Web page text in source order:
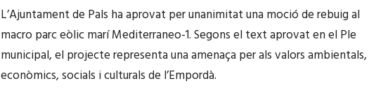
L’Ajuntament de Pals ha aprovat per unanimitat una moció de rebuig al
macro parc eòlic marí Mediterraneo-1. Segons el text aprovat en el Ple
municipal, el projecte representa una amenaça per als valors ambientals,
econòmics, socials i culturals de l’Empordà.